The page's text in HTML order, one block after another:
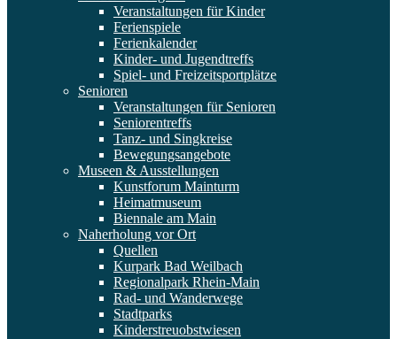
Veranstaltungen für Kinder
Ferienspiele
Ferienkalender
Kinder- und Jugendtreffs
Spiel- und Freizeitsportplätze
Senioren
Veranstaltungen für Senioren
Seniorentreffs
Tanz- und Singkreise
Bewegungsangebote
Museen & Ausstellungen
Kunstforum Mainturm
Heimatmuseum
Biennale am Main
Naherholung vor Ort
Quellen
Kurpark Bad Weilbach
Regionalpark Rhein-Main
Rad- und Wanderwege
Stadtparks
Kinderstreuobstwiesen